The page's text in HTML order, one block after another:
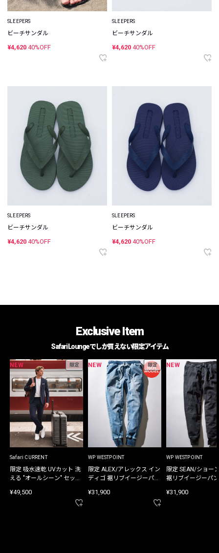
SLEEPERS
ビーチサンダル
¥4,620 40%OFF
SLEEPERS
ビーチサンダル
¥4,620 40%OFF
SLEEPERS
ビーチサンダル
¥4,620 40%OFF
SLEEPERS
ビーチサンダル
¥4,620 40%OFF
Exclusive Item
Safari Loungeでしか買えない限定アイテム
NEW 限定
Safari CURRENT
限定 吸水速乾 UVカット 洗
える "オールシーン" セット
¥49,500
NEW 限定
WP WESTPOINT
限定 ALEX/アレックス イン
ディゴ 裾リブイージーパン
¥31,900
NEW
WP WESTPOINT
限定 SEAN/ショー
裾リブイージーパ
¥31,900